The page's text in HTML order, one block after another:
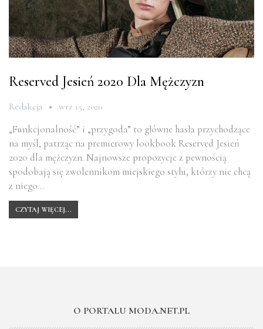
Reserved Jesień 2020 Dla Mężczyzn
Redakcja wrz 15, 2020
„Funkcjonalność” i „przygoda” to główne hasła przychodzące
na myśl, patrząc na premierowy lookbook Reserved Jesień
2020 dla mężczyzn. Najnowsze propozycje z pewnością
spodobają się zwolennikom miejskiego stylu, którzy nie chcą
z niego…
CZYTAJ WIĘCEJ...
O PORTALU MODA.NET.PL